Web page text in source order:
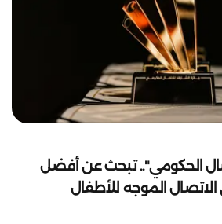
الحكومي".. تبحث عن أفضل
الاتصال الموجه للأطفال